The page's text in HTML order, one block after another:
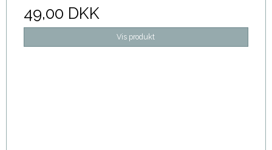
49,00 DKK
Vis produkt